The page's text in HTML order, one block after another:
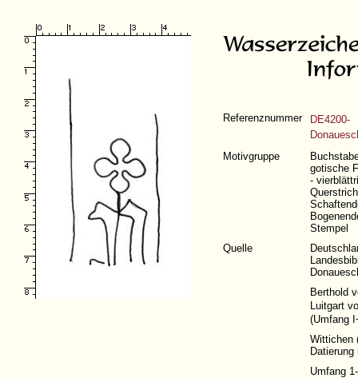
Referenznummer
DE4200-
Motivgruppe
gotische
-
Stempel
Quelle
Berthold
Luitgart
(Umfang
Wittichen
Umfang